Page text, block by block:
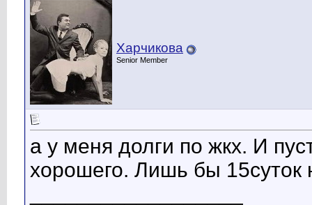
Харчикова
Senior Member
a у мeня долги по жкх. И
хорошeго. Лишь бы 15суток